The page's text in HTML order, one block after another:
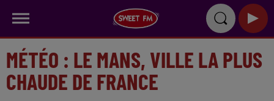
MÉTÉO : LE MANS, VILLE LA PLUS
CHAUDE DE FRANCE